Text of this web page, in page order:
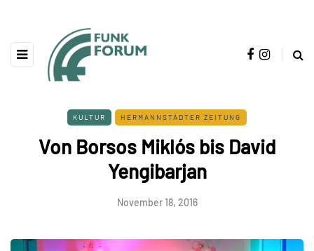
KULTUR HERMANNSTÄDTER ZEITUNG
Von Borsos Miklós bis David
Yengibarjan
November 18, 2016